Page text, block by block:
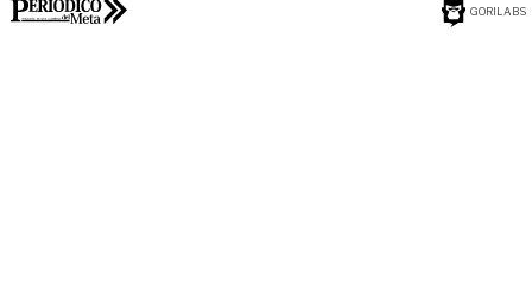
GORILABS